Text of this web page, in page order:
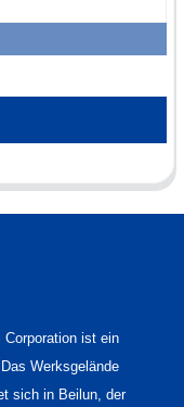
Corporation ist ein
Werksgelände
sich in Beilun, der